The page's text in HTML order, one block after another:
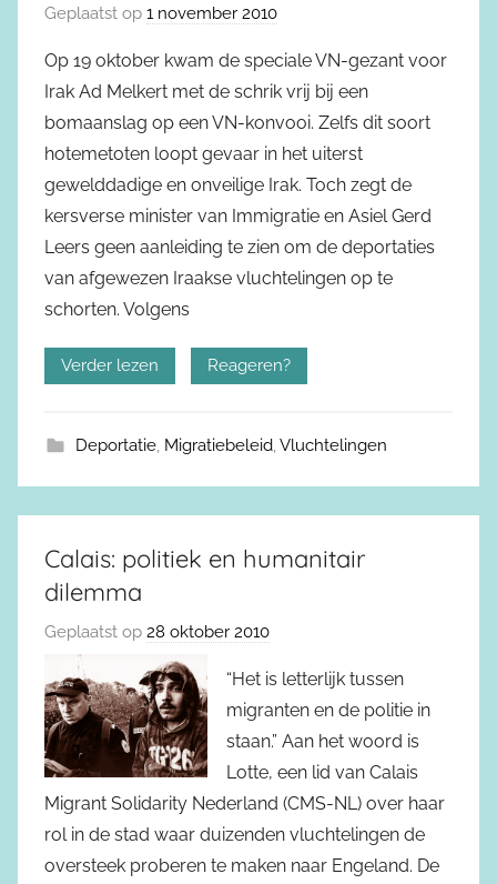
Geplaatst op 1 november 2010
Op 19 oktober kwam de speciale VN-gezant voor
Irak Ad Melkert met de schrik vrij bij een
bomaanslag op een VN-konvooi. Zelfs dit soort
hotemetoten loopt gevaar in het uiterst
gewelddadige en onveilige Irak. Toch zegt de
kersverse minister van Immigratie en Asiel Gerd
Leers geen aanleiding te zien om de deportaties
van afgewezen Iraakse vluchtelingen op te
schorten. Volgens
Verder lezen Reageren?
Deportatie, Migratiebeleid,Vluchtelingen
Calais: politiek en humanitair
dilemma
Geplaatst op 28 oktober 2010
“Het is letterlijk tussen
migranten en de politie in
staan.” Aan het woord is
Lotte, een lid van Calais
Migrant Solidarity Nederland (CMS-NL) over haar
rol in de stad waar duizenden vluchtelingen de
oversteek proberen te maken naar Engeland. De